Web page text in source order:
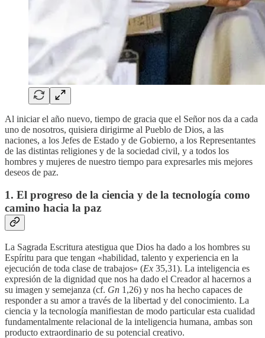
Al iniciar el año nuevo, tiempo de gracia que el Señor nos da a cada
uno de nosotros, quisiera dirigirme al Pueblo de Dios, a las
naciones, a los Jefes de Estado y de Gobierno, a los Representantes
de las distintas religiones y de la sociedad civil, y a todos los
hombres y mujeres de nuestro tiempo para expresarles mis mejores
deseos de paz.
1. El progreso de la ciencia y de la tecnología como
camino hacia la paz
La Sagrada Escritura atestigua que Dios ha dado a los hombres su
Espíritu para que tengan «habilidad, talento y experiencia en la
ejecución de toda clase de trabajos» (Ex 35,31). La inteligencia es
expresión de la dignidad que nos ha dado el Creador al hacernos a
su imagen y semejanza (cf. Gn 1,26) y nos ha hecho capaces de
responder a su amor a través de la libertad y del conocimiento. La
ciencia y la tecnología manifiestan de modo particular esta cualidad
fundamentalmente relacional de la inteligencia humana, ambas son
producto extraordinario de su potencial creativo.